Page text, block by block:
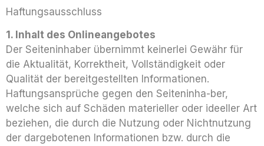
Haftungsausschluss
1. Inhalt des Onlineangebotes
Der Seiteninhaber übernimmt keinerlei Gewähr für
die Aktualität, Korrektheit, Vollständigkeit oder
Qualität der bereitgestellten Informationen.
Haftungsansprüche gegen den Seiteninha-ber,
welche sich auf Schäden materieller oder ideeller Art
beziehen, die durch die Nutzung oder Nichtnutzung
der dargebotenen Informationen bzw. durch die